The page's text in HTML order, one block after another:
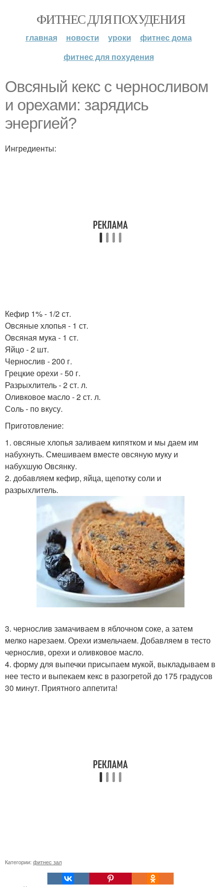
ФИТНЕС ДЛЯ ПОХУДЕНИЯ
главная новости уроки
фитнес дома
фитнес для похудения
Овсяный кекс с черносливом
и орехами: зарядись
энергией?
Ингредиенты:
Кефир 1% - 1/2 ст.
Овсяные хлопья - 1 ст.
Овсяная мука - 1 ст.
Яйцо - 2 шт.
Чернослив - 200 г.
Грецкие орехи - 50 г.
Разрыхлитель - 2 ст. л.
Оливковое масло - 2 ст. л.
Соль - по вкусу.
Приготовление:
1. овсяные хлопья заливаем кипятком и мы даем им
набухнуть. Смешиваем вместе овсяную муку и
набухшую Овсянку.
2. добавляем кефир, яйца, щепотку соли и
разрыхлитель.
3. чернослив замачиваем в яблочном соке, а затем
мелко нарезаем. Орехи измельчаем. Добавляем в тесто
чернослив, орехи и оливковое масло.
4. форму для выпечки присыпаем мукой, выкладываем в
нее тесто и выпекаем кекс в разогретой до 175 градусов
30 минут. Приятного аппетита!
Категории: фитнес зал